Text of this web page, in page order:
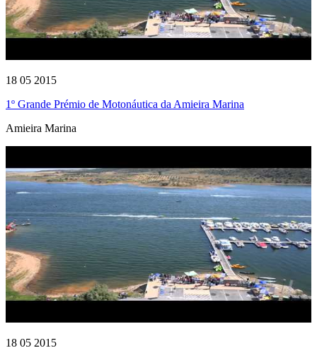
18 05 2015
1º Grande Prémio de Motonáutica da Amieira Marina
Amieira Marina
18 05 2015